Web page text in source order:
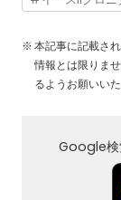
本記事に記載さ
情報とは限りま
るようお願いいた
Google検